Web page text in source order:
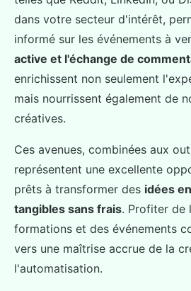
dans votre secteur d'intérêt,
informé sur les événements à
active et l'échange de
enrichissent non seulement
mais nourrissent également de
créatives.
Ces avenues, combinées aux
représentent une excellente
prêts à transformer des idées
tangibles sans frais. Profiter de
formations et des événements
vers une maîtrise accrue de la
l'automatisation.